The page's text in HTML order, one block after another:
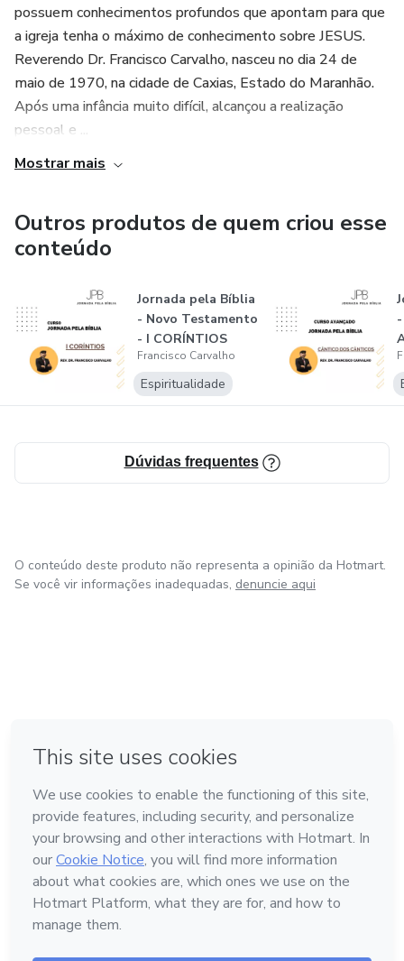
possuem conhecimentos profundos que apontam para que
a igreja tenha o máximo de conhecimento sobre JESUS.
Reverendo Dr. Francisco Carvalho, nasceu no dia 24 de
maio de 1970, na cidade de Caxias, Estado do Maranhão.
Após uma infância muito difícil, alcançou a realização
pessoal e ...
Mostrar mais
Outros produtos de quem criou esse
conteúdo
Jornada pela Bíblia
- Novo Testamento
- I CORÍNTIOS
Francisco Carvalho
Espiritualidade
-
Dúvidas frequentes
O conteúdo deste produto não representa a opinião da Hotmart.
Se você vir informações inadequadas, denuncie aqui
Feito com ❤ na Cidade do México
Conheça a Hotmart
Idioma
Português